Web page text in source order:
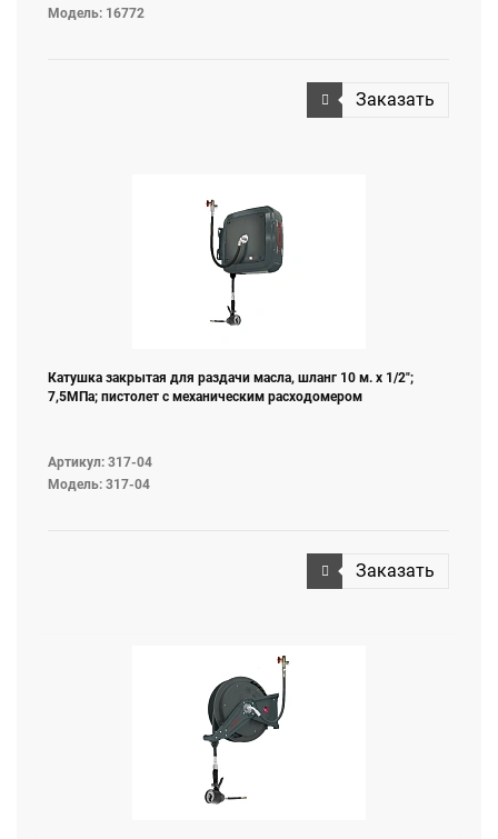
Модель: 16772
Заказать
Катушка закрытая для раздачи масла, шланг 10 м. х 1/2";
7,5МПа; пистолет с механическим расходомером
Артикул: 317-04
Модель: 317-04
Заказать